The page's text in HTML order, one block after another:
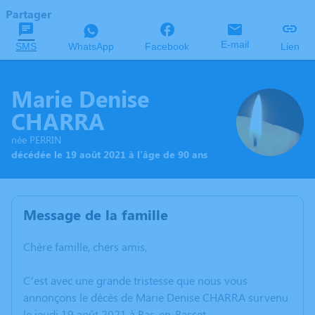
Partager
SMS WhatsApp Facebook E-mail Lien
Marie Denise
CHARRA
née PERRIN
décédée le 19 août 2021 à l'âge de 90 ans
Message de la famille
Chère famille, chers amis,
C’est avec une grande tristesse que nous vous
annonçons le décès de Marie Denise CHARRA survenu